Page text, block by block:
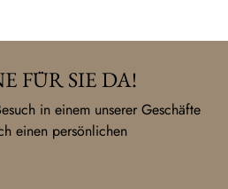
FÜR SIE DA!
in einem unserer Geschäfte
einen persönlichen